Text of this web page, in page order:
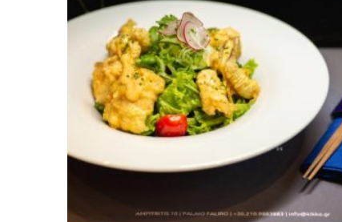
You must belogged in to post a review.